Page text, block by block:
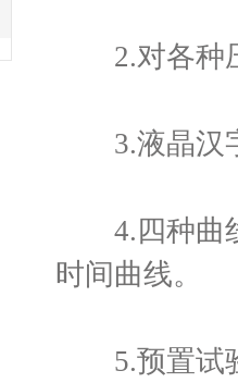
2.对各种压
3.液晶汉字
4.四种曲线
时间曲线。
5.预置试